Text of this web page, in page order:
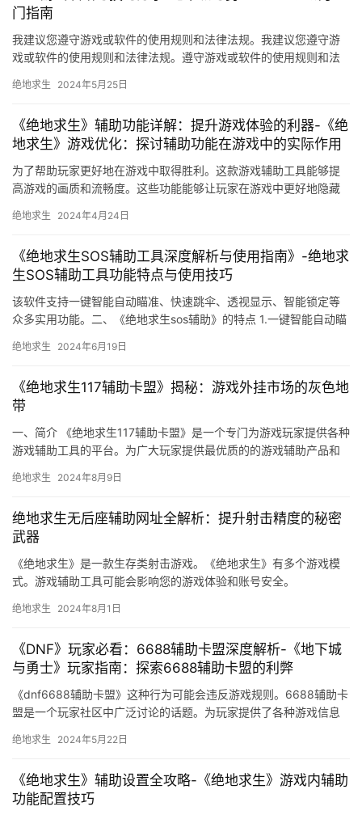
门指南
我建议您遵守游戏或软件的使用规则和法律法规。我建议您遵守游
戏或软件的使用规则和法律法规。遵守游戏或软件的使用规则和法
绝地求生 2024年5月25日
《绝地求生》辅助功能详解：提升游戏体验的利器-《绝
地求生》游戏优化：探讨辅助功能在游戏中的实际作用
为了帮助玩家更好地在游戏中取得胜利。这款游戏辅助工具能够提
高游戏的画质和流畅度。这些功能能够让玩家在游戏中更好地隐藏
绝地求生 2024年4月24日
《绝地求生SOS辅助工具深度解析与使用指南》-绝地求
生SOS辅助工具功能特点与使用技巧
该软件支持一键智能自动瞄准、快速跳伞、透视显示、智能锁定等
众多实用功能。二、《绝地求生sos辅助》的特点 1.一键智能自动瞄
绝地求生 2024年6月19日
《绝地求生117辅助卡盟》揭秘：游戏外挂市场的灰色地
带
一、简介 《绝地求生117辅助卡盟》是一个专门为游戏玩家提供各种
游戏辅助工具的平台。为广大玩家提供最优质的的游戏辅助产品和
绝地求生 2024年8月9日
绝地求生无后座辅助网址全解析：提升射击精度的秘密
武器
《绝地求生》是一款生存类射击游戏。《绝地求生》有多个游戏模
式。游戏辅助工具可能会影响您的游戏体验和账号安全。
绝地求生 2024年8月1日
《DNF》玩家必看：6688辅助卡盟深度解析-《地下城
与勇士》玩家指南：探索6688辅助卡盟的利弊
《dnf6688辅助卡盟》这种行为可能会违反游戏规则。6688辅助卡
盟是一个玩家社区中广泛讨论的话题。为玩家提供了各种游戏信息
绝地求生 2024年5月22日
《绝地求生》辅助设置全攻略-《绝地求生》游戏内辅助
功能配置技巧